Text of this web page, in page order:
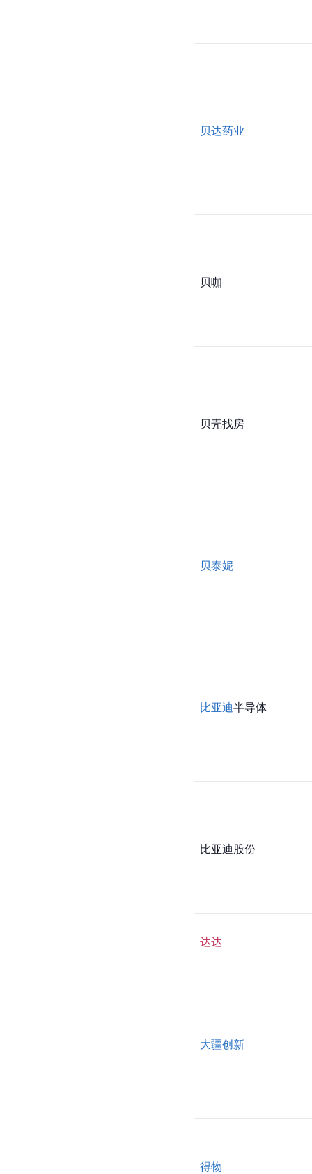
贝达药业
贝咖
贝壳找房
贝泰妮
比亚迪半导体
比亚迪股份
达达
大疆创新
得物